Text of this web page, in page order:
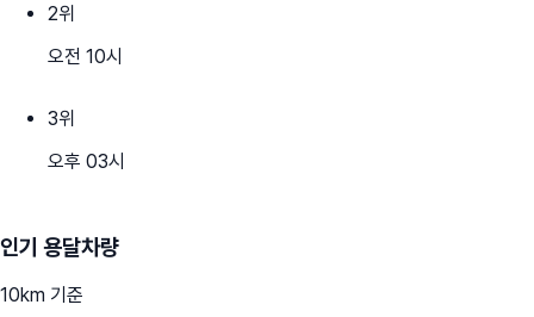
2위
오전 10시
3위
오후 03시
인기 용달차량
10km 기준